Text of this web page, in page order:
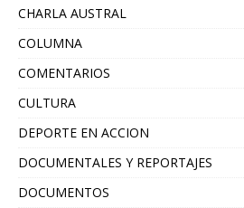
CHARLA AUSTRAL
COLUMNA
COMENTARIOS
CULTURA
DEPORTE EN ACCION
DOCUMENTALES Y REPORTAJES
DOCUMENTOS